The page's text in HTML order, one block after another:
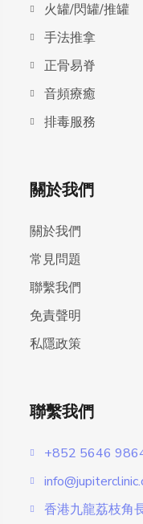
火罐/閃罐/推罐
手法推拿
正骨易脊
⾳頻療癒
排毒服務
關於我們
關於我們
常見問題
聯繫我們
免責聲明
私隱政策
聯繫我們
+852 5646
香港九龍荔枝角